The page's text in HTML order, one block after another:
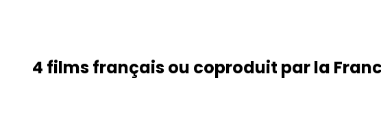
4 films français ou coproduit par la